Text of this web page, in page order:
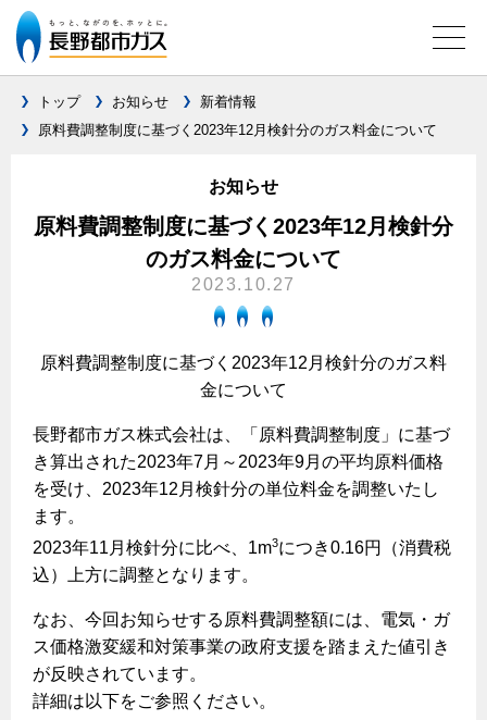
料金表
ご請求とお支払いについて
口座振替によるお支払い
クレジットカードによるお支払い
払込書による窓口でのお支払い
払込書によるスマホアプリでのお支払い
検針について
原料費調整制度について
こんなときは
ガスくさいとき・警報器が鳴ったとき
設備別に比較する
ガスコンロとIHクッキングヒーターの比較
調理性
ガス給湯器とエコキュートの比較
快適性
経済性
ライフスタイルの変化に対応するエコジョーズ
ガス・電気併用住宅とオール電化住宅の比較
経済性、環境性、創エネ
オススメの商品一覧
グリル活用法
コンロの取替えは
レンジフード
オーブン・炊飯器
キッチンをリフォーム
サニタリーをリフォーム
その他をリフォーム
リフォーム事例紹介
3つのあんしん宣言
テレビCM
スタッフ
長野都市ガスのでんきのポイント
電気料金 長野都市ガスでんきプラン
都市ガスでんき 従量電灯Ｂ
都市ガスでんき 従量電灯Ｃ
電気料金の計算について
ご請求とお支払い
約款
Chef Ropia's JOYFUL CUISINE
ヤミーのレシピ帖
食育活動について
料理教室レンタル
法人のお客様へ
お問合わせ・資料請求
情報誌 企業情報
採用情報
トップ お知らせ
新着情報
原料費調整制度に基づく2023年12月検針分のガス料金について
お知らせ
原料費調整制度に基づく2023年12月検針分
のガス料金について
2023.10.27
原料費調整制度に基づく2023年12月検針分のガス料
金について
長野都市ガス株式会社は、「原料費調整制度」に基づ
き算出された2023年7月～2023年9月の平均原料価格
を受け、2023年12月検針分の単位料金を調整いたし
ます。
2023年11月検針分に比べ、1m3につき0.16円（消費税
込）上方に調整となります。
なお、今回お知らせする原料費調整額には、電気・ガ
ス価格激変緩和対策事業の政府支援を踏まえた値引き
が反映されています。
詳細は以下をご参照ください。